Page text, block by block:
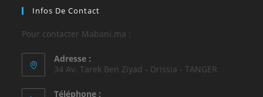
Infos De Contact
Pour contacter Mabani.ma :
Adresse :
34 Av. Tarek Ben Ziyad - Drissia - TANGER
Téléphone :